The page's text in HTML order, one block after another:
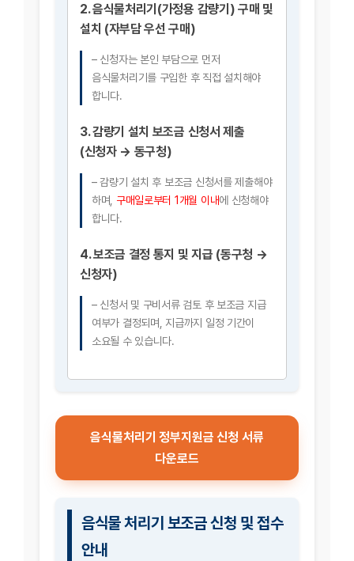
2.음식물처리기(가정용 감량기) 구매 및
설치 (자부담 우선 구매)
– 신청자는 본인 부담으로 먼저
음식물처리기를 구입한 후 직접 설치해야
합니다.
3.감량기 설치 보조금 신청서 제출
(신청자 → 동구청)
– 감량기 설치 후 보조금 신청서를 제출해야
하며, 구매일로부터 1개월 이내에 신청해야
합니다.
4.보조금 결정 통지 및 지급 (동구청 →
신청자)
– 신청서 및 구비서류 검토 후 보조금 지급
여부가 결정되며, 지급까지 일정 기간이
소요될 수 있습니다.
음식물처리기 정부지원금 신청 서류
다운로드
음식물 처리기 보조금 신청 및 접수
안내